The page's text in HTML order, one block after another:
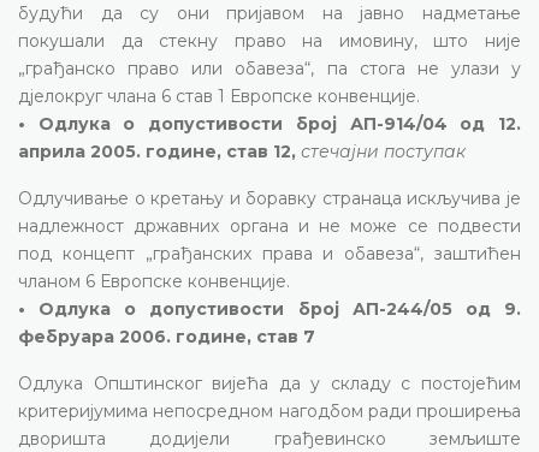
будући да су они пријавом на јавно надметање
покушали да стекну право на имовину, што није
„грађанско право или обавеза“, па стога не улази у
дјелокруг члана 6 став 1 Европске конвенције.
• Одлука о допустивости број АП-914/04 од 12.
априла 2005. године, став 12, стечајни поступак
Одлучивање о кретању и боравку странаца искључива је
надлежност државних органа и не може се подвести
под концепт „грађанских права и обавеза“, заштићен
чланом 6 Европске конвенције.
• Одлука о допустивости број АП-244/05 од 9.
фебруара 2006. године, став 7
Одлука Општинског вијећа да у складу с постојећим
критеријумима непосредном нагодбом ради проширења
дворишта додијели грађевинско земљиште